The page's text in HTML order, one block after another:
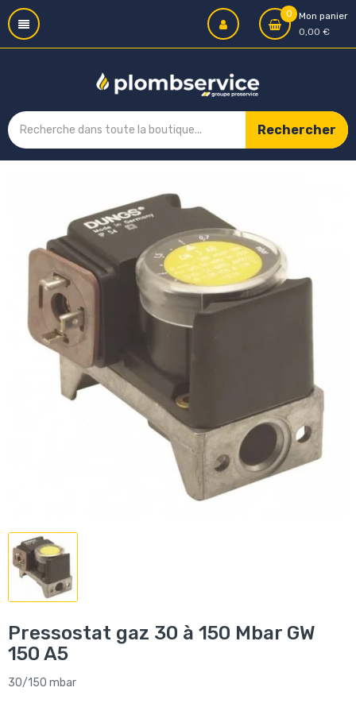
0
Mon panier
0,00 €
Rechercher
Pressostat gaz 30 à 150 Mbar GW
150 A5
30/150 mbar